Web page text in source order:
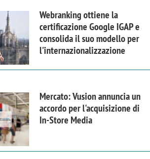
Webranking ottiene la
certificazione Google IGAP e
consolida il suo modello per
l'internazionalizzazione
Mercato: Vusion annuncia un
accordo per l'acquisizione di
In-Store Media